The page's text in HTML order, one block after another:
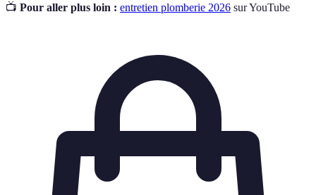
📺 Pour aller plus loin : entretien plomberie 2026 sur YouTube